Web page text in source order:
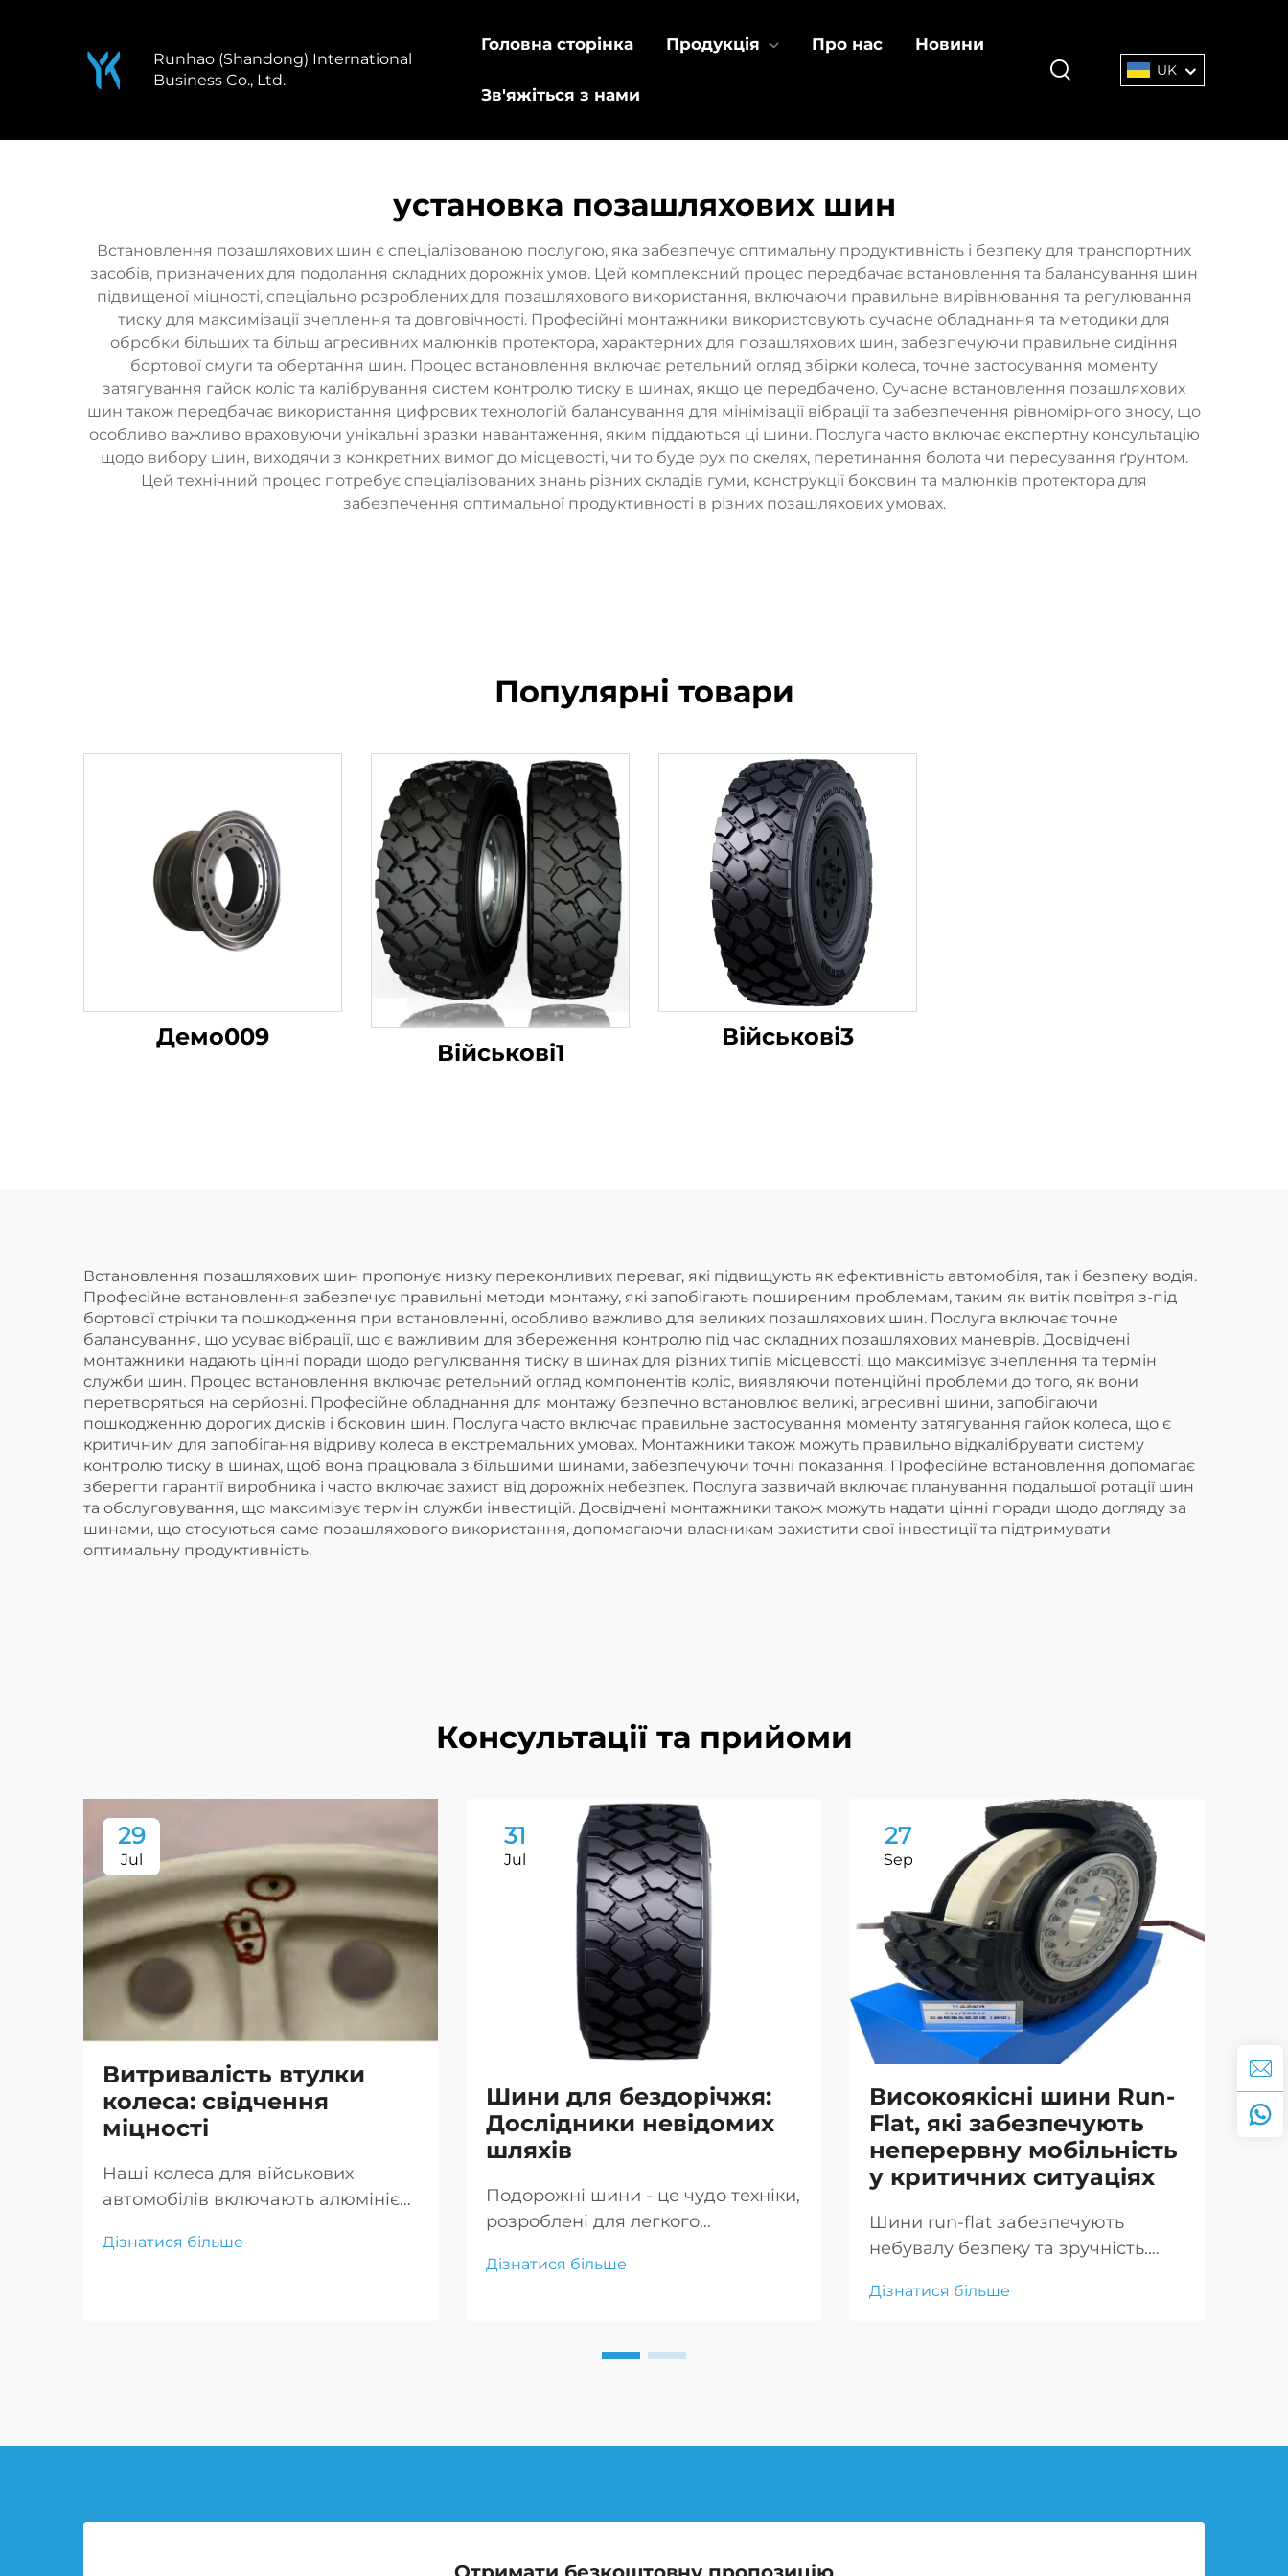
Runhao (Shandong) International
Business Co., Ltd.
Головна сторінка Продукція Про нас Новини
Зв'яжіться з нами
UK
установка позашляхових шин
Встановлення позашляхових шин є спеціалізованою послугою, яка забезпечує оптимальну продуктивність і безпеку для транспортних
засобів, призначених для подолання складних дорожніх умов. Цей комплексний процес передбачає встановлення та балансування шин
підвищеної міцності, спеціально розроблених для позашляхового використання, включаючи правильне вирівнювання та регулювання
тиску для максимізації зчеплення та довговічності. Професійні монтажники використовують сучасне обладнання та методики для
обробки більших та більш агресивних малюнків протектора, характерних для позашляхових шин, забезпечуючи правильне сидіння
бортової смуги та обертання шин. Процес встановлення включає ретельний огляд збірки колеса, точне застосування моменту
затягування гайок коліс та калібрування систем контролю тиску в шинах, якщо це передбачено. Сучасне встановлення позашляхових
шин також передбачає використання цифрових технологій балансування для мінімізації вібрації та забезпечення рівномірного зносу, що
особливо важливо враховуючи унікальні зразки навантаження, яким піддаються ці шини. Послуга часто включає експертну консультацію
щодо вибору шин, виходячи з конкретних вимог до місцевості, чи то буде рух по скелях, перетинання болота чи пересування ґрунтом.
Цей технічний процес потребує спеціалізованих знань різних складів гуми, конструкції боковин та малюнків протектора для
забезпечення оптимальної продуктивності в різних позашляхових умовах.
Популярні товари
Демо009
Військові1
Військові3
Встановлення позашляхових шин пропонує низку переконливих переваг, які підвищують як ефективність автомобіля, так і безпеку водія.
Професійне встановлення забезпечує правильні методи монтажу, які запобігають поширеним проблемам, таким як витік повітря з-під
бортової стрічки та пошкодження при встановленні, особливо важливо для великих позашляхових шин. Послуга включає точне
балансування, що усуває вібрації, що є важливим для збереження контролю під час складних позашляхових маневрів. Досвідчені
монтажники надають цінні поради щодо регулювання тиску в шинах для різних типів місцевості, що максимізує зчеплення та термін
служби шин. Процес встановлення включає ретельний огляд компонентів коліс, виявляючи потенційні проблеми до того, як вони
перетворяться на серйозні. Професійне обладнання для монтажу безпечно встановлює великі, агресивні шини, запобігаючи
пошкодженню дорогих дисків і боковин шин. Послуга часто включає правильне застосування моменту затягування гайок колеса, що є
критичним для запобігання відриву колеса в екстремальних умовах. Монтажники також можуть правильно відкалібрувати систему
контролю тиску в шинах, щоб вона працювала з більшими шинами, забезпечуючи точні показання. Професійне встановлення допомагає
зберегти гарантії виробника і часто включає захист від дорожніх небезпек. Послуга зазвичай включає планування подальшої ротації шин
та обслуговування, що максимізує термін служби інвестицій. Досвідчені монтажники також можуть надати цінні поради щодо догляду за
шинами, що стосуються саме позашляхового використання, допомагаючи власникам захистити свої інвестиції та підтримувати
оптимальну продуктивність.
Консультації та прийоми
29
Jul
Витривалість втулки
колеса: свідчення
міцності
Наші колеса для військових
автомобілів включають алюмінієві
застосування та легкосплавні
Дізнатися більше
31
Jul
Шини для бездорічжя:
Дослідники невідомих
шляхів
Подорожні шини - це чудо техніки,
розроблені для легкого
місцевостям, що дозволяє
Дізнатися більше
27
Sep
Високоякісні шини Run-
Flat, які забезпечують
неперервну мобільність
у критичних ситуаціях
Шини run-flat забезпечують
небувалу безпеку та зручність.
щоб зберігати свою форму навіть
Дізнатися більше